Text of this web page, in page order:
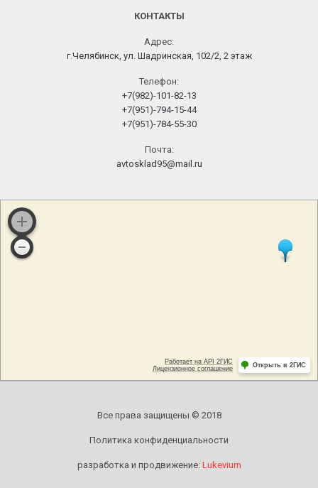
КОНТАКТЫ
Адрес:
г.Челябинск, ул. Шадринская, 102/2, 2 этаж
Телефон:
+7(982)-101-82-13
+7(951)-794-15-44
+7(951)-784-55-30
Почта:
avtosklad95@mail.ru
Все права защищены © 2018
Политика конфиденциальности
разработка и продвижение: Lukevium